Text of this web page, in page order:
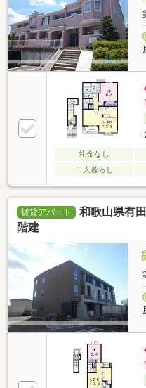
礼金なし
二人暮らし
賃貸アパート
和歌山県有
階建